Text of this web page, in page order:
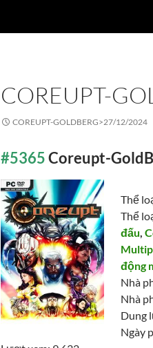
COREUPT-
COREUPT-GOLDBERG>27/12/2024
#5365Coreupt-
Thể
Thể
đấu,
động
Nhà
Nhà
Dung
Ngày